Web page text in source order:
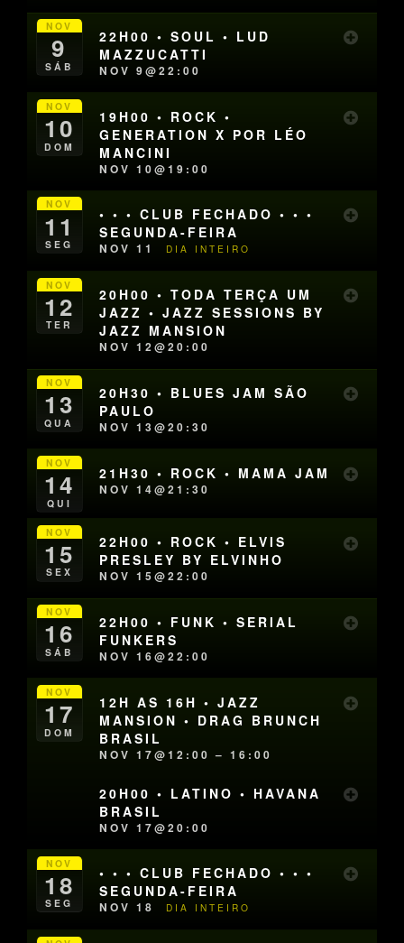
NOV
9
SÁB
22H00 • SOUL • LUD
MAZZUCATTI
NOV 9@22:00
NOV
10
DOM
19H00 • ROCK •
GENERATION X POR LÉO
MANCINI
NOV 10@19:00
NOV
11
SEG
• • • CLUB FECHADO • • •
SEGUNDA-FEIRA
NOV 11 DIA INTEIRO
NOV
12
TER
20H00 • TODA TERÇA UM
JAZZ • JAZZ SESSIONS BY
JAZZ MANSION
NOV 12@20:00
NOV
13
QUA
20H30 • BLUES JAM SÃO
PAULO
NOV 13@20:30
NOV
14
QUI
21H30 • ROCK • MAMA JAM
NOV 14@21:30
NOV
15
SEX
22H00 • ROCK • ELVIS
PRESLEY BY ELVINHO
NOV 15@22:00
NOV
16
SÁB
22H00 • FUNK • SERIAL
FUNKERS
NOV 16@22:00
NOV
17
DOM
12H AS 16H • JAZZ
MANSION • DRAG BRUNCH
BRASIL
NOV 17@12:00 – 16:00
20H00 • LATINO • HAVANA
BRASIL
NOV 17@20:00
NOV
18
SEG
• • • CLUB FECHADO • • •
SEGUNDA-FEIRA
NOV 18 DIA INTEIRO